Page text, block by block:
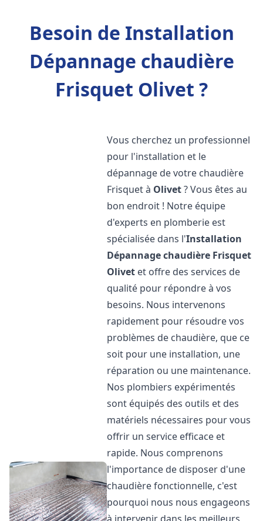
Besoin de Installation
Dépannage chaudière
Frisquet Olivet ?
Vous cherchez un professionnel
pour l'installation et le
dépannage de votre chaudière
Frisquet à Olivet? Vous êtes au
bon endroit ! Notre équipe
d'experts en plomberie est
spécialisée dans l'Installation
Dépannage chaudière Frisquet
Olivet et offre des services de
qualité pour répondre à vos
besoins. Nous intervenons
rapidement pour résoudre vos
problèmes de chaudière, que ce
soit pour une installation, une
réparation ou une maintenance.
Nos plombiers expérimentés
sont équipés des outils et des
matériels nécessaires pour vous
offrir un service efficace et
rapide. Nous comprenons
l'importance de disposer d'une
chaudière fonctionnelle, c'est
pourquoi nous nous engageons